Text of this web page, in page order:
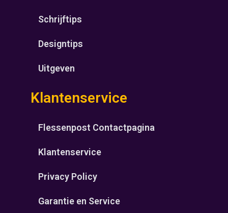
Schrijftips
Designtips
Uitgeven
Klantenservice
Flessenpost Contactpagina
Klantenservice
Privacy Policy
Garantie en Service